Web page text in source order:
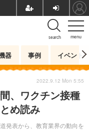
menu
search
器 事例 イベント
、ワクチン接種
め読み
発表から、教育業界の動向を
2022.9.12 Mon 5:55